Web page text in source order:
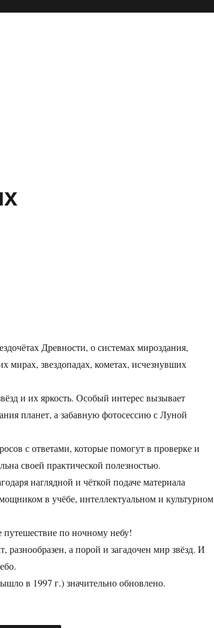
Древности, о системах мироздания,
мирах, звездопадах, кометах, исчезнувших
и их яркость. Особый интерес вызывает
планет, а забавную фотосессию с Луной
с ответами, которые помогут в проверке и
своей практической полезностью.
наглядной и чёткой подаче материала
в учёбе, интеллектуальном и культурном
по ночному небу!
разнообразен, а порой и загадочен мир звёзд. И
в 1997 г.) значительно обновлено.